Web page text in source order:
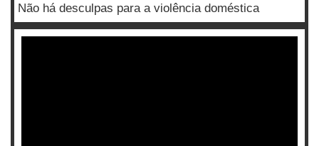
Não há desculpas para a violência doméstica